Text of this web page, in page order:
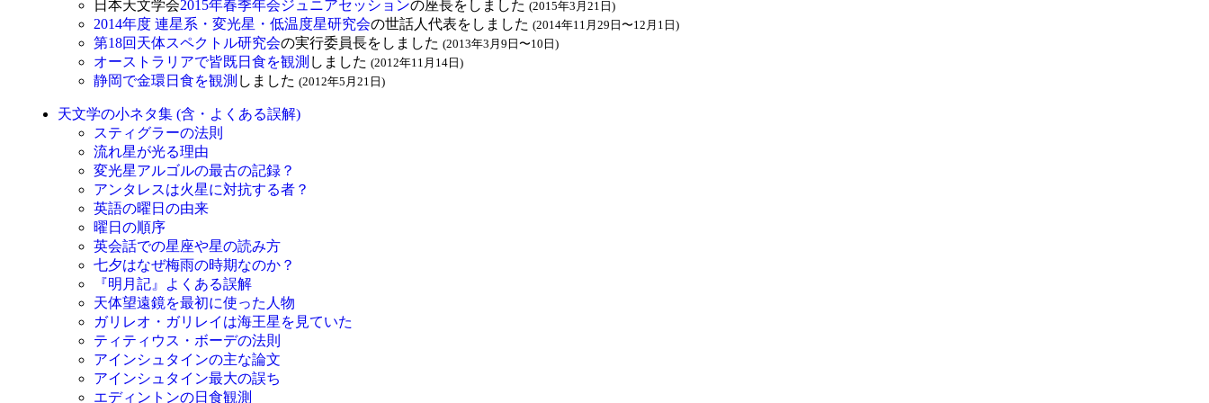
日本天文学会2015年春季年会ジュニアセッションの座長をしました (2015年3月21日)
2014年度 連星系・変光星・低温度星研究会の世話人代表をしました (2014年11月29日〜12月1日)
第18回天体スペクトル研究会の実行委員長をしました (2013年3月9日〜10日)
オーストラリアで皆既日食を観測 しました (2012年11月14日)
静岡で金環日食を観測 しました (2012年5月21日)
天文学の小ネタ集 (含・よくある誤解)
スティグラーの法則
流れ星が光る理由
変光星アルゴルの最古の記録？
アンタレスは火星に対抗する者？
英語の曜日の由来
曜日の順序
英会話での星座や星の読み方
七夕はなぜ梅雨の時期なのか？
『明月記』よくある誤解
天体望遠鏡を最初に使った人物
ガリレオ・ガリレイは海王星を見ていた
ティティウス・ボーデの法則
アインシュタインの主な論文
アインシュタイン最大の誤ち
エディントンの日食観測